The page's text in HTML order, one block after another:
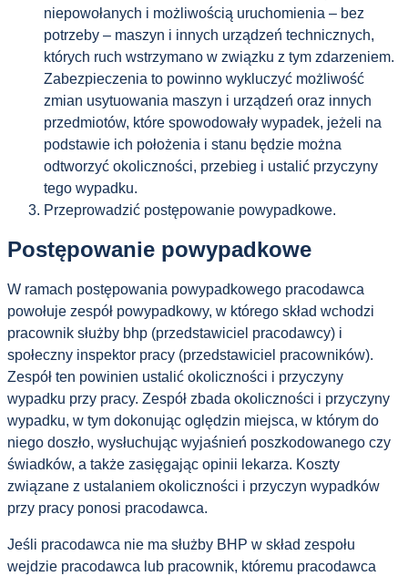
niepowołanych i możliwością uruchomienia – bez
potrzeby – maszyn i innych urządzeń technicznych,
których ruch wstrzymano w związku z tym zdarzeniem.
Zabezpieczenia to powinno wykluczyć możliwość
zmian usytuowania maszyn i urządzeń oraz innych
przedmiotów, które spowodowały wypadek, jeżeli na
podstawie ich położenia i stanu będzie można
odtworzyć okoliczności, przebieg i ustalić przyczyny
tego wypadku.
Przeprowadzić postępowanie powypadkowe.
Postępowanie powypadkowe
W ramach postępowania powypadkowego pracodawca
powołuje zespół powypadkowy, w którego skład wchodzi
pracownik służby bhp (przedstawiciel pracodawcy) i
społeczny inspektor pracy (przedstawiciel pracowników).
Zespół ten powinien ustalić okoliczności i przyczyny
wypadku przy pracy. Zespół zbada okoliczności i przyczyny
wypadku, w tym dokonując oględzin miejsca, w którym do
niego doszło, wysłuchując wyjaśnień poszkodowanego czy
świadków, a także zasięgając opinii lekarza. Koszty
związane z ustalaniem okoliczności i przyczyn wypadków
przy pracy ponosi pracodawca.
Jeśli pracodawca nie ma służby BHP w skład zespołu
wejdzie pracodawca lub pracownik, któremu pracodawca